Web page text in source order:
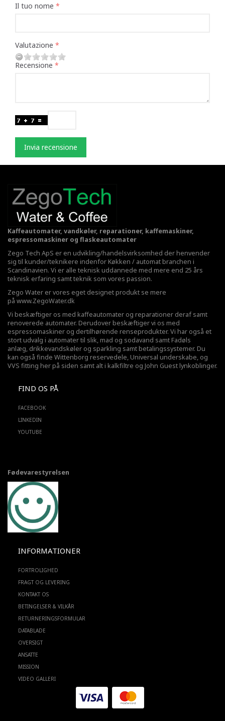
Il tuo nome
Valutazione
Recensione
Invia recensione
Kaffeautomater, vandkøler, reparationer, kaffemaskiner,
espressomaskiner og flaskeautomater
Zego Tech ApS er en udvikling/handelsvirksomhed der henvender
sig til kunder/teknikere indenfor Køkken / automat branchen i
Scandinavien. Vi er alle teknisk uddannede med mere end 25 års
teknisk erfaring samt teknik som vores passion.
Zego Water er vores eget designet produkt se mere
på www.ZegoWater.dk
Vi beskæftiger os med kaffeautomater og reparationer deraf samt
renoverede automater. Derudover beskæftiger vi os med
espressomaskiner og dertilhørende renseprodukter. Vi har også et
stort udvalg i automater til slik, mad og sodavand samt Fadøls
anlæg, drikkevandskøler og sparkling samt betalingssystemer. Du
kan også finde Wittenborg reservedele, Universal underskabe, og
VVS fitting her på siden samt alt i kalkfiltre og John Guest lynkoblinger.
FIND OS PÅ
FACEBOOK
LINKEDIN
YOUTUBE
Fødevarestyrelsen
INFORMATIONER
FORTROLIGHED
FRAGT OG LEVERING
KONTAKT OS
BETINGELSER & VILKÅR
RETURNERINGSFORMULAR
DATABLADE
OVERSIGT
ANSATTE
MISSION
VIDEO GALLERI